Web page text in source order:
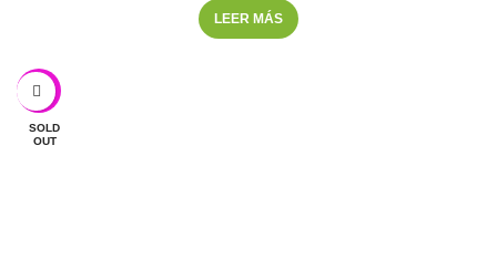
LEER MÁS
-21%
SOLD
OUT